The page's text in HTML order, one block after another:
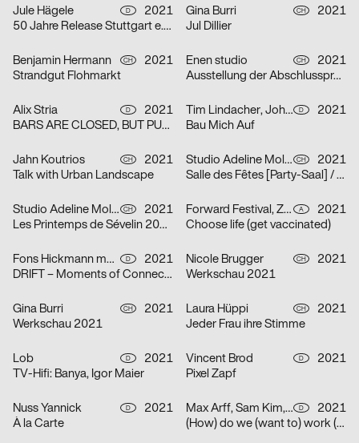
Jule Hägele D
2021
50 Jahre Release Stuttgart e. V.
Gina Burri CH
2021
Jul Dillier
Benjamin Hermann CH
2021
Strandgut Flohmarkt
Enen studio CH
2021
Ausstellung der Abschlussprojekte 2021 HEAD
Alix Stria D
2021
BARS ARE CLOSED, BUT PUB IS OPEN! [Bars sind geschlossen, doch PUB ist geöfffnet!]
Tim Lindacher, Johannes Schreiner D
2021
Bau Mich Auf
Jahn Koutrios CH
2021
Talk with Urban Landscape
Studio Adeline Mollard CH
2021
Salle des Fêtes [Party-Saal] / Orphelins [Waisen]
Studio Adeline Mollard CH
2021
Les Printemps de Sévelin 2021 [Sévelin-Frühling 2021]
Forward Festival, ZWUPP, Maša Stanic A
2021
Choose life (get vaccinated)
Fons Hickmann m23 D
2021
DRIFT – Moments of Connection
Nicole Brugger CH
2021
Werkschau 2021
Gina Burri CH
2021
Werkschau 2021
Laura Hüppi CH
2021
Jeder Frau ihre Stimme
Lob D
2021
TV-Hifi: Banya, Igor Maier
Vincent Brod D
2021
Pixel Zapf
Nuss Yannick D
2021
À la Carte
Max Arff, Sam Kim, Dokho Shin D
2021
(How) do we (want to) work (together) (as (socially engaged) designers (students and neighbors)) (in neoliberal times)?